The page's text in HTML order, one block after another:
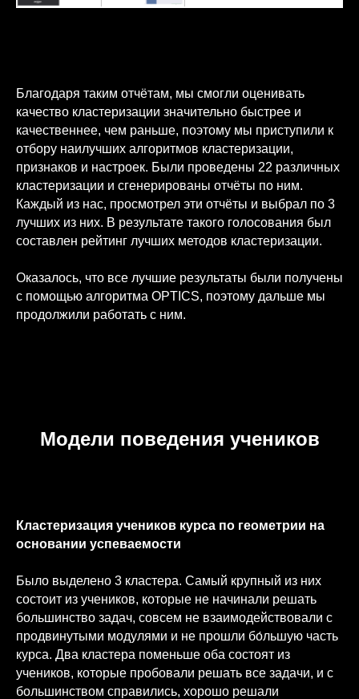
Благодаря таким отчётам, мы смогли оценивать
качество кластеризации значительно быстрее и
качественнее, чем раньше, поэтому мы приступили к
отбору наилучших алгоритмов кластеризации,
признаков и настроек. Были проведены 22 различных
кластеризации и сгенерированы отчёты по ним.
Каждый из нас, просмотрел эти отчёты и выбрал по 3
лучших из них. В результате такого голосования был
составлен рейтинг лучших методов кластеризации.
Оказалось, что все лучшие результаты были получены
с помощью алгоритма OPTICS, поэтому дальше мы
продолжили работать с ним.
Модели поведения учеников
Кластеризация учеников курса по геометрии на
основании успеваемости
Было выделено 3 кластера. Самый крупный из них
состоит из учеников, которые не начинали решать
большинство задач, совсем не взаимодействовали с
продвинутыми модулями и не прошли бо́льшую часть
курса. Два кластера поменьше оба состоят из
учеников, которые пробовали решать все задачи, и с
большинством справились, хорошо решали